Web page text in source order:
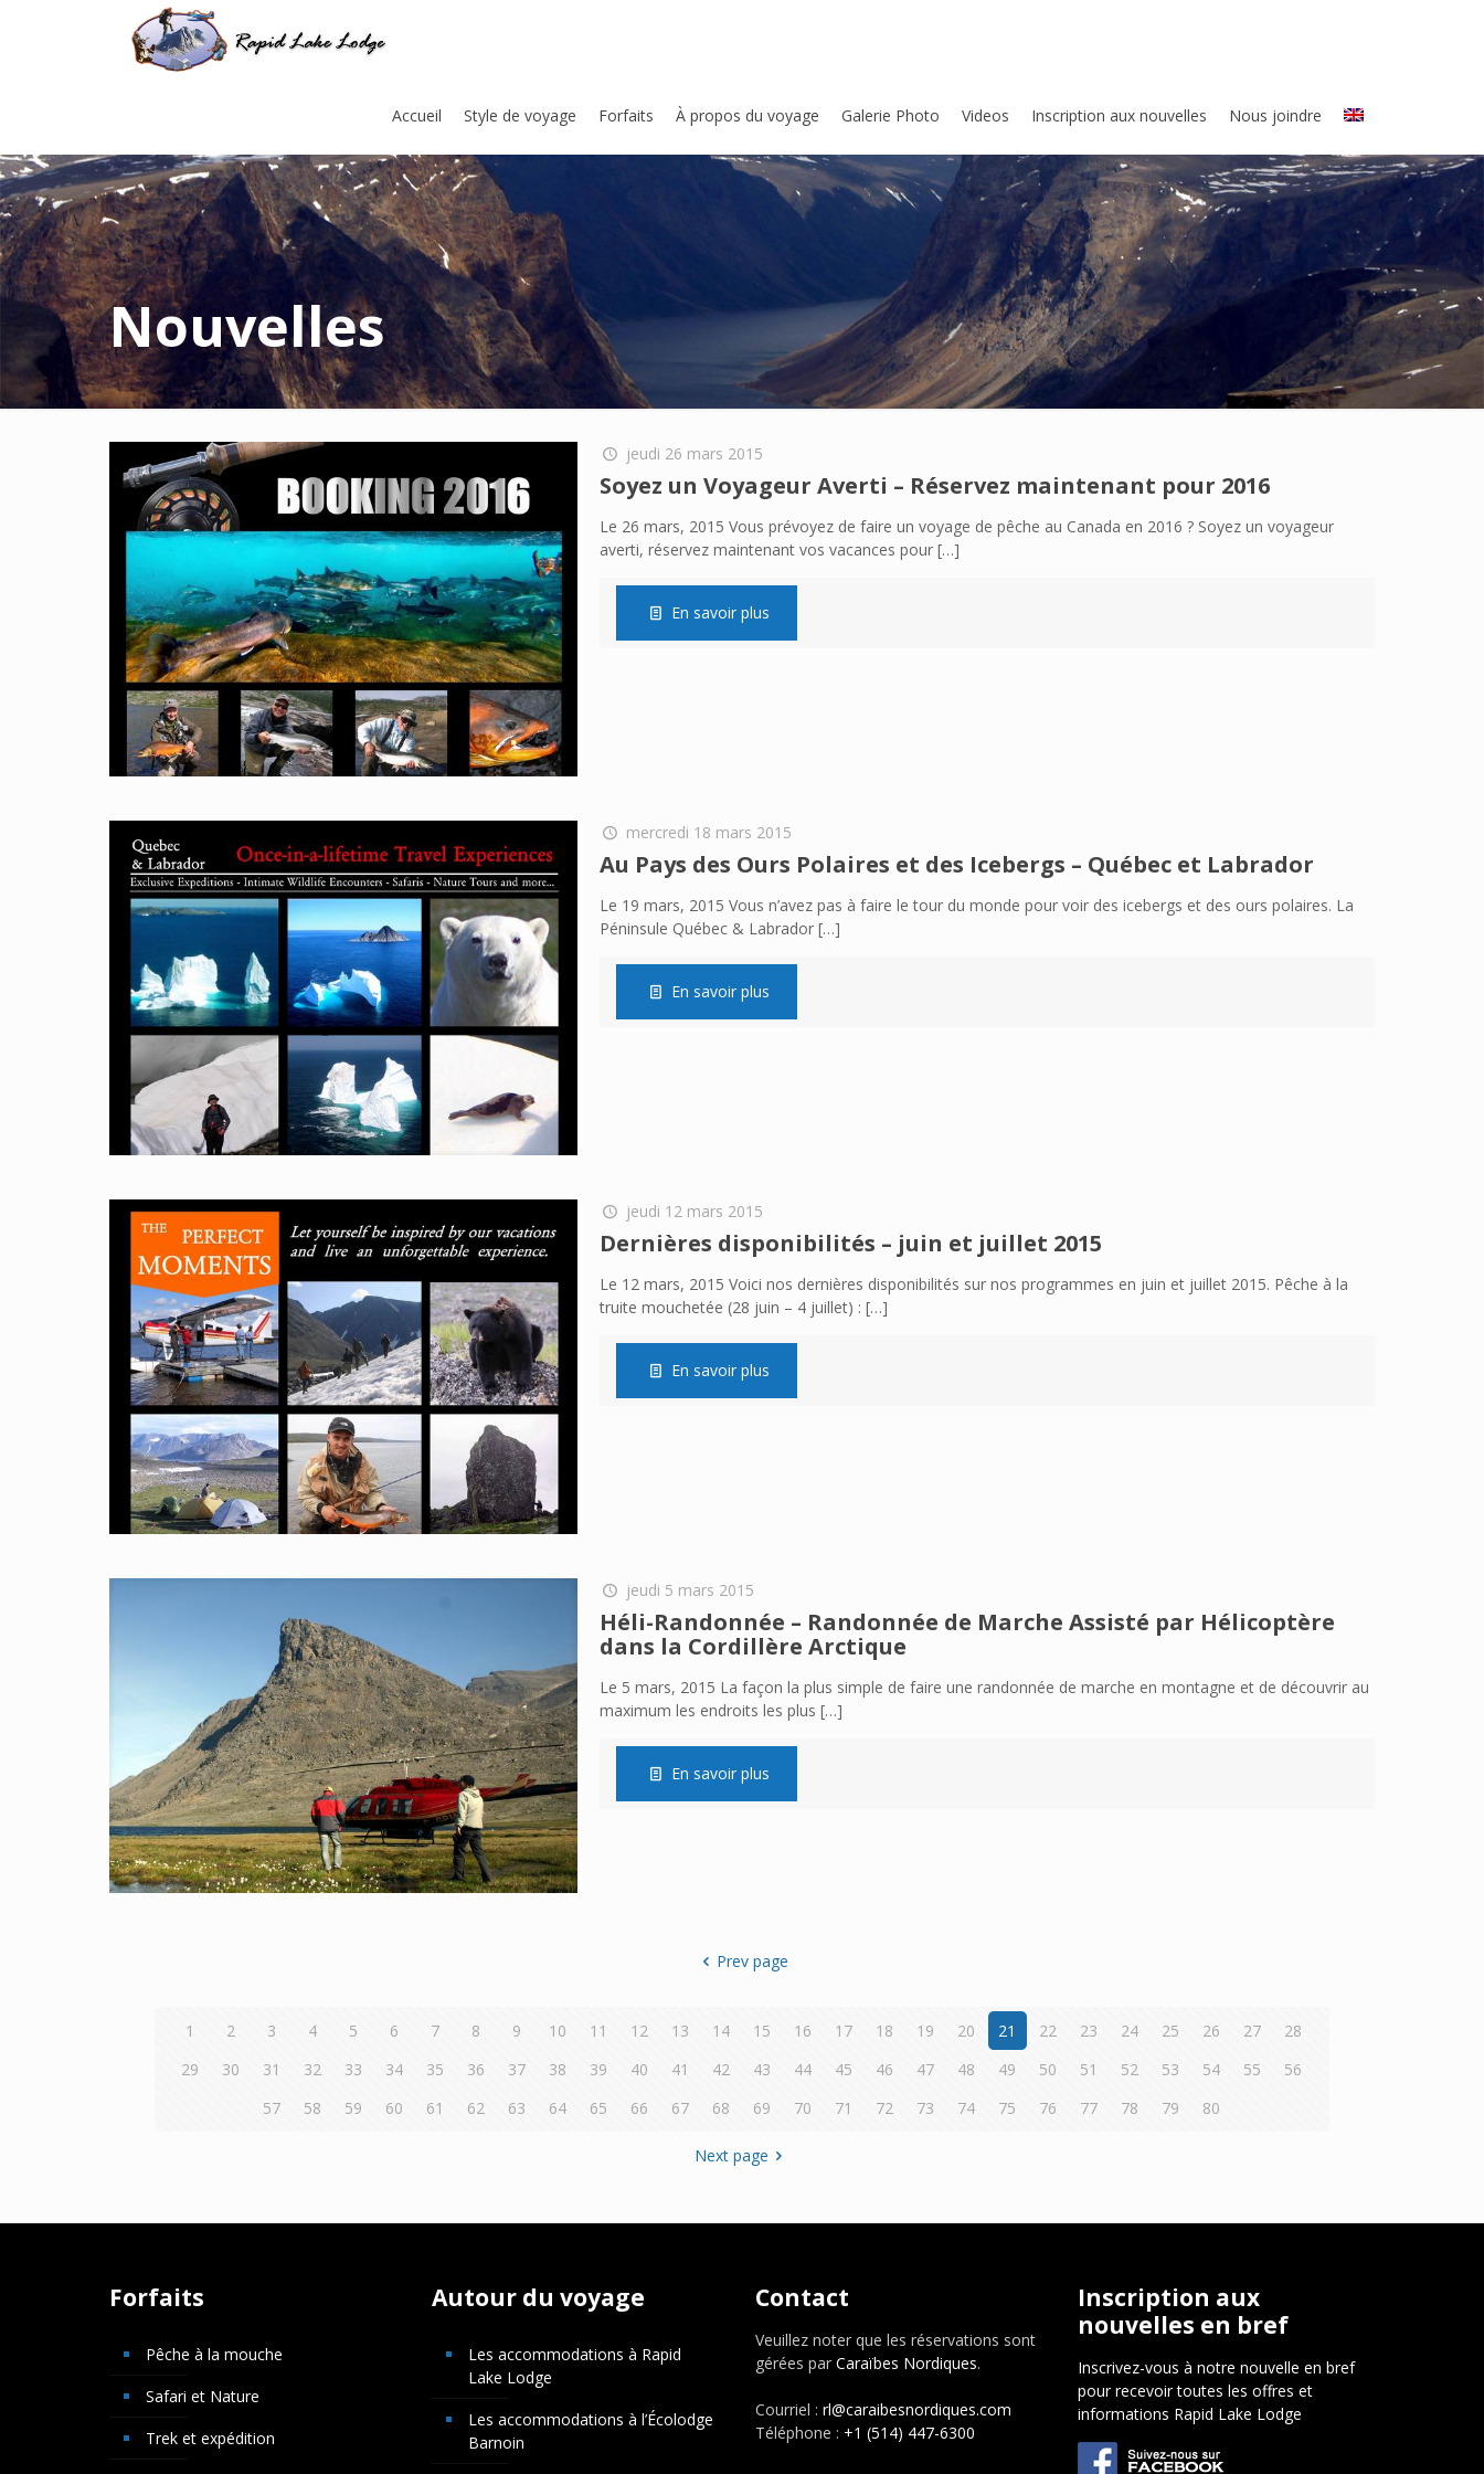
Accueil Style de voyage Forfaits À propos du voyage Galerie Photo Videos Inscription aux nouvelles Nous joindre
Nouvelles
jeudi 26 mars 2015
Soyez un Voyageur Averti – Réservez maintenant pour 2016
Le 26 mars, 2015 Vous prévoyez de faire un voyage de pêche au Canada en 2016 ? Soyez un voyageur
averti, réservez maintenant vos vacances pour[…]
En savoir plus
mercredi 18 mars 2015
Au Pays des Ours Polaires et des Icebergs – Québec et Labrador
Le 19 mars, 2015 Vous n’avez pas à faire le tour du monde pour voir des icebergs et des ours polaires. La
Péninsule Québec & Labrador[…]
En savoir plus
jeudi 12 mars 2015
Dernières disponibilités – juin et juillet 2015
Le 12 mars, 2015 Voici nos dernières disponibilités sur nos programmes en juin et juillet 2015. Pêche à la
truite mouchetée (28 juin – 4 juillet) : […]
En savoir plus
jeudi 5 mars 2015
Héli-Randonnée – Randonnée de Marche Assisté par Hélicoptère
dans la Cordillère Arctique
Le 5 mars, 2015 La façon la plus simple de faire une randonnée de marche en montagne et de découvrir au
maximum les endroits les plus […]
En savoir plus
Prev page
1 2 3 4 5 6 7 8 9 10 11 12 13 14 15 16 17 18 19 20 21 22 23 24 25 26 27
28
29
30 31 32 33 34 35 36 37 38 39 40 41 42 43 44 45 46 47 48 49 50 51 52 53 54 55
56
57
58 59 60 61 62 63 64 65 66 67 68 69 70 71 72 73 74 75 76 77 78 79 80
Next page
Forfaits
Pêche à la mouche
Safari et Nature
Trek et expédition
Autour du voyage
Les accommodations à Rapid
Lake Lodge
Les accommodations à l’Écolodge
Barnoin
Contact
Veuillez noter que les réservations sont
gérées par Caraïbes Nordiques.
Courriel : rl@caraibesnordiques.com
Téléphone : +1 (514) 447-6300
Inscription aux
nouvelles en bref
Inscrivez-vous à notre nouvelle en bref
pour recevoir toutes les offres et
informations Rapid Lake Lodge